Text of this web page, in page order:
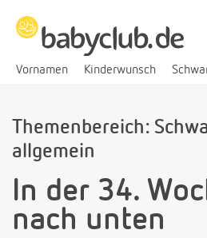
Vornamen Kinderwunsch
Themenbereich:
allgemein
In der 34.
nach unten